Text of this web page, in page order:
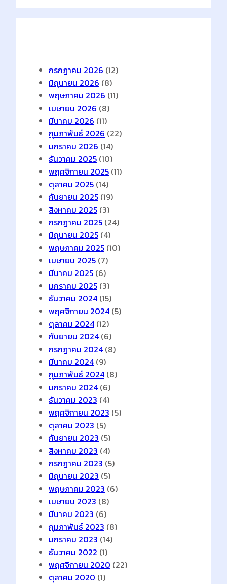
กรกฎาคม 2026 (12)
มิถุนายน 2026 (8)
พฤษภาคม 2026 (11)
เมษายน 2026 (8)
มีนาคม 2026 (11)
กุมภาพันธ์ 2026 (22)
มกราคม 2026 (14)
ธันวาคม 2025 (10)
พฤศจิกายน 2025 (11)
ตุลาคม 2025 (14)
กันยายน 2025 (19)
สิงหาคม 2025 (3)
กรกฎาคม 2025 (24)
มิถุนายน 2025 (4)
พฤษภาคม 2025 (10)
เมษายน 2025 (7)
มีนาคม 2025 (6)
มกราคม 2025 (3)
ธันวาคม 2024 (15)
พฤศจิกายน 2024 (5)
ตุลาคม 2024 (12)
กันยายน 2024 (6)
กรกฎาคม 2024 (8)
มีนาคม 2024 (9)
กุมภาพันธ์ 2024 (8)
มกราคม 2024 (6)
ธันวาคม 2023 (4)
พฤศจิกายน 2023 (5)
ตุลาคม 2023 (5)
กันยายน 2023 (5)
สิงหาคม 2023 (4)
กรกฎาคม 2023 (5)
มิถุนายน 2023 (5)
พฤษภาคม 2023 (6)
เมษายน 2023 (8)
มีนาคม 2023 (6)
กุมภาพันธ์ 2023 (8)
มกราคม 2023 (14)
ธันวาคม 2022 (1)
พฤศจิกายน 2020 (22)
ตุลาคม 2020 (1)